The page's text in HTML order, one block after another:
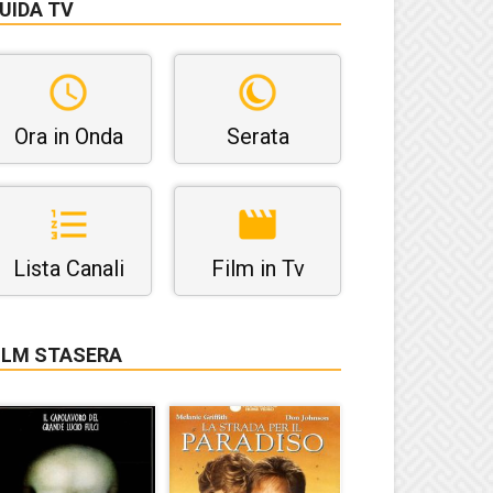
TV
Ora in Onda Serata
Lista Canali Film in Tv
STASERA